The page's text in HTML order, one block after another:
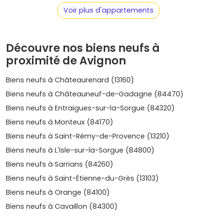
prestations, compte généralemententre 3 700 et 5
à Avignon et dans la première couronne.
hausse puis une normalisation, on observe
globalement+15 à +25 %sur le neuf, avec des micro-
secteurs proches dutramou de la
emplacements.
Demande locative soutenue: étudiants (Université
d'Avignon), jeunes actifs, saisonniers et cadres
mobiles TGV. Les studios et T2 proches des
transports sont très recherchés.
Côté tendances du marché à Avignon, les acquéreurs
privilégient :
Espaces extérieurs(balcon, terrasse, jardin) et
luminosité.
Exigences environnementales (
équipements sobres en énergie et qualité de
l'isolation.
Voir plus d'appartements
Découvre nos biens neufs à
proximité de Avignon
Biens neufs à Châteaurenard (13160)
Biens neufs à Châteauneuf-de-Gadagne (84470)
Biens neufs à Entraigues-sur-la-Sorgue (84320)
Biens neufs à Monteux (84170)
Biens neufs à Saint-Rémy-de-Provence (13210)
Biens neufs à L'Isle-sur-la-Sorgue (84800)
Biens neufs à Sarrians (84260)
Biens neufs à Saint-Étienne-du-Grès (13103)
Biens neufs à Orange (84100)
Biens neufs à Cavaillon (84300)